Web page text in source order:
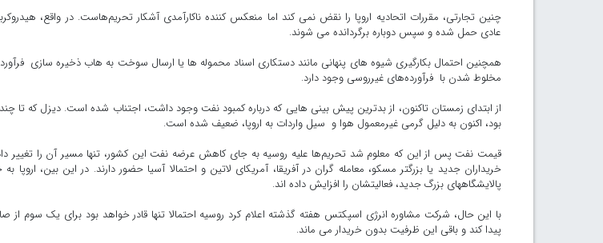
چنین تجارتی، مقررات اتحادیه اروپا را نقض نمی کند اما منعکس کننده ناکارآمدی آشکار تحریم‌هاست. در واقع،
عادی حمل شده و سپس دوباره برگردانده می شوند.
همچنین احتمال بکارگیری شیوه های پنهانی مانند دستکاری اسناد محموله ها یا ارسال سوخت به هاب ذخیره سازی
مخلوط شدن با فرآورده‌های غیرروسی وجود دارد.
از ابتدای زمستان تاکنون، از بدترین پیش بینی هایی که درباره کمبود نفت وجود داشت، اجتناب شده است. دیزل که تا
بود، اکنون به دلیل گرمی غیرمعمول هوا و سیل واردات به اروپا، ضعیف شده است.
قیمت نفت پس از این که معلوم شد تحریم‌ها علیه روسیه به جای کاهش عرضه نفت این کشور، تنها مسیر آن را تغییر
خریداران جدید یا بزرگتر مسکو، معامله گران در آفریقا، آمریکای لاتین و احتمالا آسیا حضور دارند. در این بین، اروپا به
پالایشگاههای بزرگ جدید، فعالیتشان را افزایش داده اند.
با این حال، شرکت مشاوره انرژی اسپکتس هفته گذشته اعلام کرد روسیه احتمالا تنها قادر خواهد بود برای یک سوم
پیدا کند و باقی این ظرفیت بدون خریدار می ماند.